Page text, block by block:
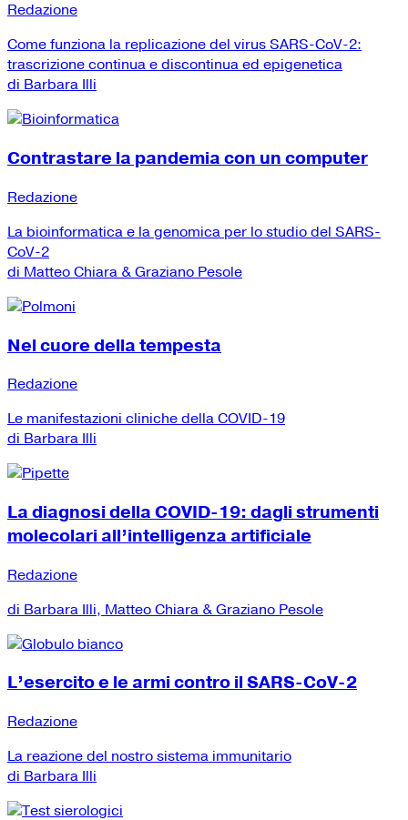
Redazione
Come funziona la replicazione del virus SARS-CoV-2:
trascrizione continua e discontinua ed epigenetica
di Barbara Illi
Contrastare la pandemia con un computer
Redazione
La bioinformatica e la genomica per lo studio del SARS-
CoV-2
di Matteo Chiara & Graziano Pesole
Nel cuore della tempesta
Redazione
Le manifestazioni cliniche della COVID-19
di Barbara Illi
La diagnosi della COVID-19: dagli strumenti
molecolari all’intelligenza artificiale
Redazione
di Barbara Illi, Matteo Chiara & Graziano Pesole
L’esercito e le armi contro il SARS-CoV-2
Redazione
La reazione del nostro sistema immunitario
di Barbara Illi